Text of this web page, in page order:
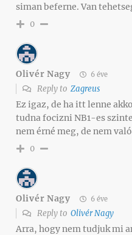
siman beferne. Van
0
Olivér Nagy 6 éve
Reply to Zagreus
Ez igaz, de ha itt lenne
tudna focizni NB1-es
nem érné meg, de nem
0
Olivér Nagy 6 éve
Reply to Olivér Nagy
Arra, hogy nem tudjuk mi